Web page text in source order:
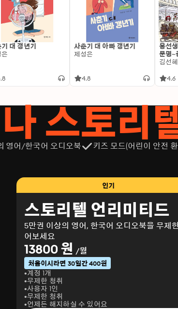
대 갱년기
사춘기 대 아빠 갱년기
제성은
4.8
용선
문명~
4.6
스토리
영어/한국어 오디오북 키즈 모드(어린이 안전
인기
스토리텔 언리미티드
5만권 이상의 영어, 한국어 오디오북을 무제
어보세요
13800 원 /월
처음이시라면 30일간 400원
계정 1개
무제한 청취
사용자 1인
무제한 청취
언제든 해지하실 수 있어요